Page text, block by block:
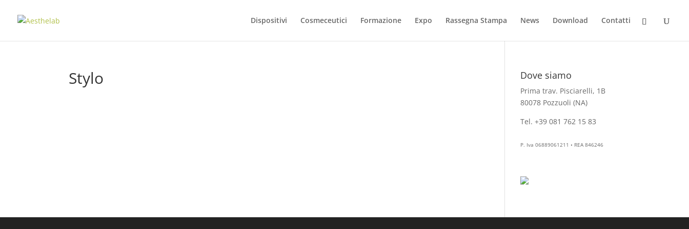
Dispositivi Cosmeceutici Formazione Expo Rassegna Stampa News Download Contatti
Stylo Dove siamo
Prima trav. Pisciarelli, 1B
80078 Pozzuoli (NA)
Tel. +39 081 762 15 83
P. Iva 06889061211 • REA 846246